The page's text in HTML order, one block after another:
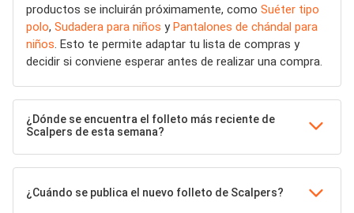
productos se incluirán próximamente, como Suéter tipo
polo, Sudadera para niños yPantalones de chándal para
niños. Esto te permite adaptar tu lista de compras y
decidir si conviene esperar antes de realizar una compra.
¿Dónde se encuentra el folleto más reciente de
Scalpers de esta semana?
¿Cuándo se publica el nuevo folleto de Scalpers?